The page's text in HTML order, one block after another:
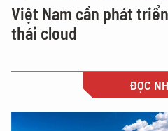
Việt Nam cần phát
thái cloud
ĐỌC